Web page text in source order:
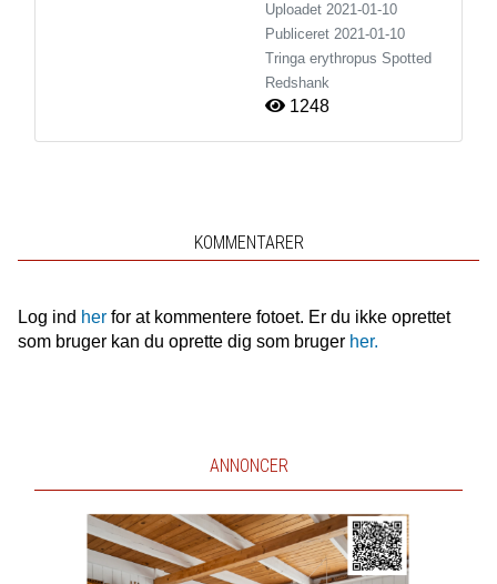
Uploadet 2021-01-10
Publiceret 2021-01-10
Tringa erythropus Spotted
Redshank
1248
KOMMENTARER
Log ind herfor at kommentere fotoet. Er du ikke oprettet
som bruger kan du oprette dig som bruger her.
ANNONCER